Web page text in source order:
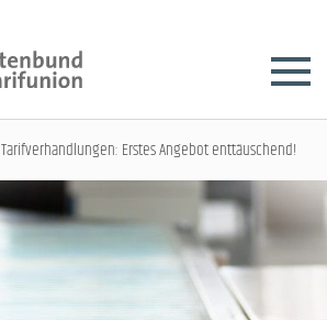
Tarifverhandlungen: Erstes Angebot enttäuschend!